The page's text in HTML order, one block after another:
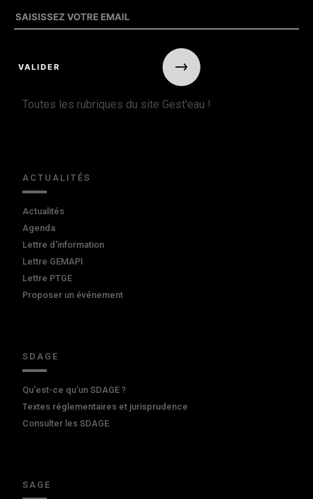
Toutes les rubriques du site Gest'eau !
ACTUALITÉS
Actualités
Agenda
Lettre d'information
Lettre GEMAPI
Lettre PTGE
Proposer un événement
SDAGE
Qu'est-ce qu'un SDAGE ?
Textes réglementaires et jurisprudence
Consulter les SDAGE
SAGE